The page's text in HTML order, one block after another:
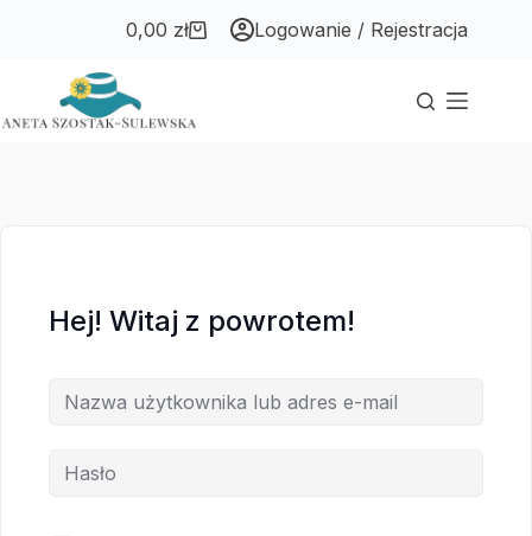
Koszyk
0,00 zł Logowanie / Rejestracja
Hej! Witaj z powrotem!